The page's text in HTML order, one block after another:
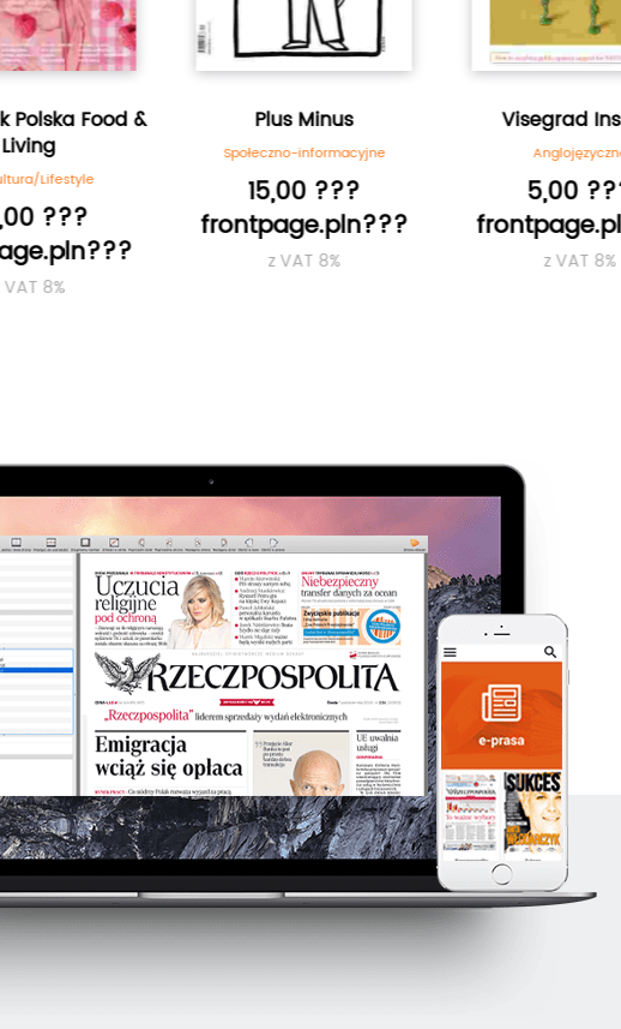
Food &
Plus Minus
Społeczno-informacyjne
15,00 ???
frontpage.pln???
z VAT 8%
Visegrad Insight
Anglojęzyczne
5,00 ???
frontpage.pln???
z VAT 8%